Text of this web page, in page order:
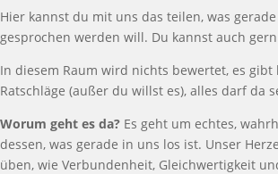
Hier kannst du mit uns das teilen, was
gesprochen werden will. Du kannst auch
In diesem Raum wird nichts bewertet, es gibt
Ratschläge (außer du willst es), alles darf da
Worum geht es da? Es geht um echtes,
dessen, was gerade in uns los ist. Unser
üben, wie Verbundenheit, Gleichwertigkeit